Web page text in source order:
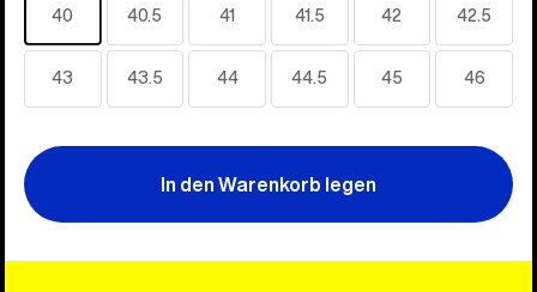
40 40.5 41 41.5 42 42.5
43 43.5 44 44.5 45 46
In den Warenkorb legen